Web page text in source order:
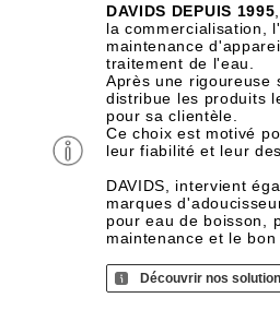
DAVIDS DEPUIS 1995
la commercialisation,
maintenance
traitement de l'eau.
Après une rigoureuse
distribue les produits
pour sa clientèle.
Ce choix est motivé
leur fiabilité et leur
DAVIDS, intervient
marques
pour eau de boisson,
maintenance et le bon
Découvrir nos